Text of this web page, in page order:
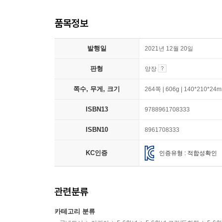
품목정보
발행일 2021년 12월 20일
판형 양장
쪽수, 무게, 크기 264쪽 | 606g |
ISBN13 9788961708333
ISBN10 8961708333
KC인증 인증유형 : 적합성확인
관련분류
카테고리 분류